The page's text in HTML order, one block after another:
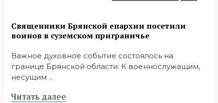
Священники Брянской епархии посетили
воинов в суземском приграничье
Важное духовное событие состоялось на
границе Брянской области. К военнослужащим,
несущим ...
Читать далее